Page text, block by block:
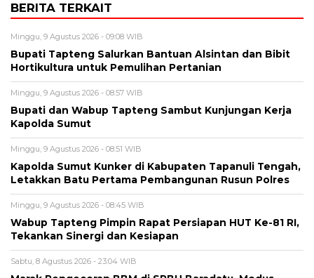
BERITA TERKAIT
Minggu, 9 Agustus 2026 - 09:08 WIB
Bupati Tapteng Salurkan Bantuan Alsintan dan Bibit
Hortikultura untuk Pemulihan Pertanian
Minggu, 9 Agustus 2026 - 08:57 WIB
Bupati dan Wabup Tapteng Sambut Kunjungan Kerja
Kapolda Sumut
Minggu, 9 Agustus 2026 - 08:51 WIB
Kapolda Sumut Kunker di Kabupaten Tapanuli Tengah,
Letakkan Batu Pertama Pembangunan Rusun Polres
Minggu, 9 Agustus 2026 - 08:45 WIB
Wabup Tapteng Pimpin Rapat Persiapan HUT Ke-81 RI,
Tekankan Sinergi dan Kesiapan
Sabtu, 8 Agustus 2026 - 23:04 WIB